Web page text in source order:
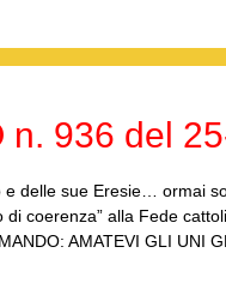
a
vi
n. 936 del
delle sue Eresie… ormai
di coerenza” alla Fede
AMATEVI GLI UNI